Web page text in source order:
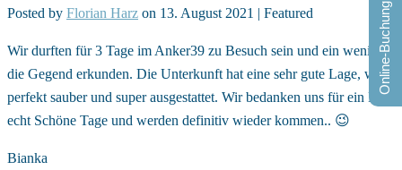
Posted by Florian Harz on 13. August 2021 | Featured
Wir durften für 3 Tage im Anker39 zu Besuch sein und ein wenig
die Gegend erkunden. Die Unterkunft hat eine sehr gute Lage, war
perfekt sauber und super ausgestattet. Wir bedanken uns für ein Paar
echt Schöne Tage und werden definitiv wieder kommen.. 😉
Bianka
Online-Buchung